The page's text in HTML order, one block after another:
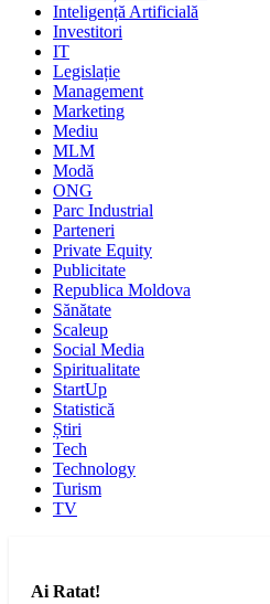
Inteligență Artificială
Investitori
IT
Legislație
Management
Marketing
Mediu
MLM
Modă
ONG
Parc Industrial
Parteneri
Private Equity
Publicitate
Republica Moldova
Sănătate
Scaleup
Social Media
Spiritualitate
StartUp
Statistică
Știri
Tech
Technology
Turism
TV
Ai Ratat!